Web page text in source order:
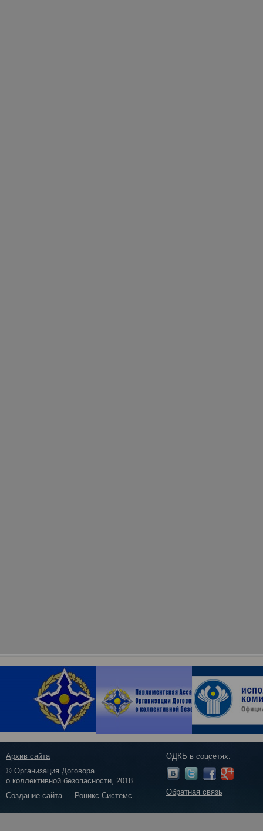
Архив сайта
© Организация Договора
о коллективной безопасности, 2018
Создание сайта — Роникс Системс
ОДКБ в соцсетях:
Обратная связь